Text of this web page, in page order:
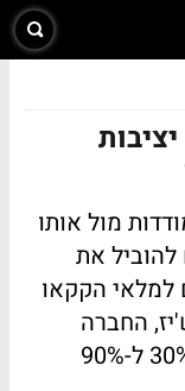
הציגה יציבות
מול אותו
להוביל את
למלאי הקקאו
החברה
עשויה לעמוד בפני עלייה של בין 30% ל-90%